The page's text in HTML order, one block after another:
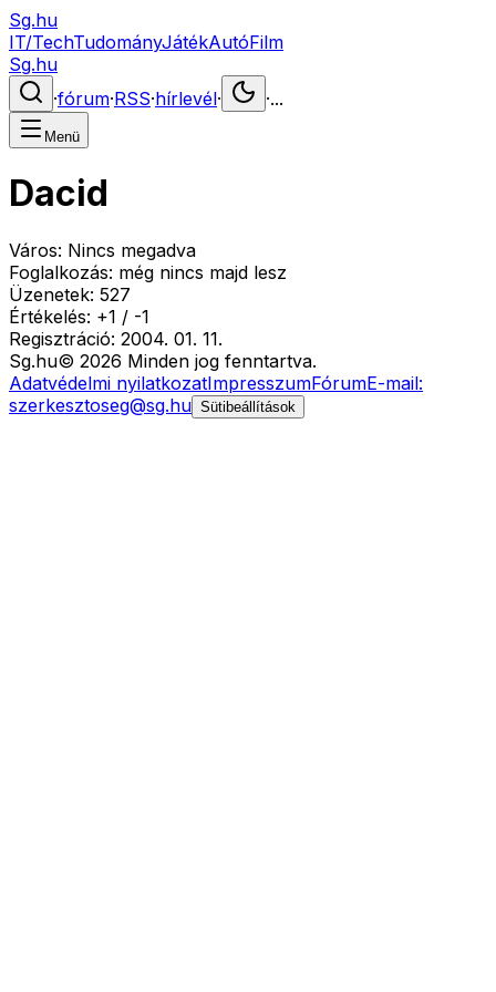
Sg.hu
IT/TechTudományJátékAutóFilm
Sg.hu
·fórum·RSS·hírlevél· ·...
Menü
Dacid
Város: Nincs megadva
Foglalkozás: még nincs majd lesz
Üzenetek: 527
Értékelés: +1 / -1
Regisztráció: 2004. 01. 11.
Sg.hu© 2026 Minden jog fenntartva.
Adatvédelmi nyilatkozatImpresszumFórumE-mail:
szerkesztoseg@sg.hu Sütibeállítások